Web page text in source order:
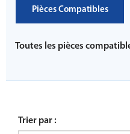
Pièces Compatibles
Toutes les pièces
Trier par :